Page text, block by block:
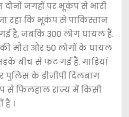
जगहों पर भूकंप से भारी
रहा कि भूकंप से पाकिस्तान
गई है, जबकि 300 लोग घायल हैं.
मौत और 50 लोगों के घायल
बीच से फट गई हैं. गाड़ियां
के डीजीपी दिलबाग
से फिलहाल राज्य में किसी
।